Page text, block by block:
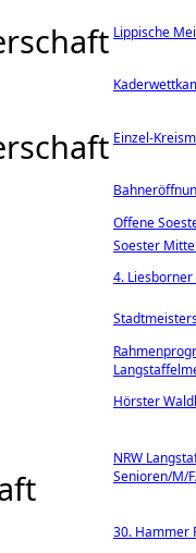
Lippische
Einzel-
Offene
Soester
4.
Hörster
NRW
Senioren/M/
30. Hammer